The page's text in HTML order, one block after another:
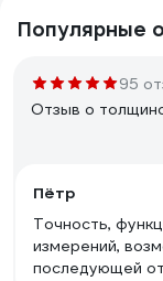
Популярные
95
Отзыв о
Пётр
Точность,
измерений,
последующей